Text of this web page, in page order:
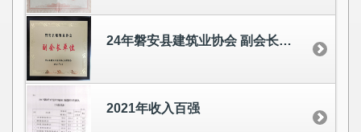
24年磐安县建筑业协会 副会长单位
2021年收入百强